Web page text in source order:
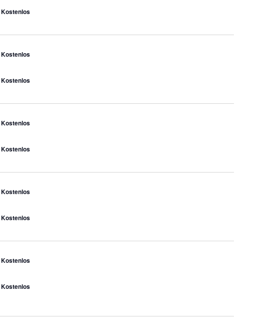
Kostenlos
Kostenlos
Kostenlos
Kostenlos
Kostenlos
Kostenlos
Kostenlos
Kostenlos
Kostenlos